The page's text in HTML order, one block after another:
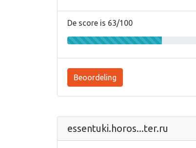
De score is 63/100
Beoordeling
essentuki.horos...ter.ru